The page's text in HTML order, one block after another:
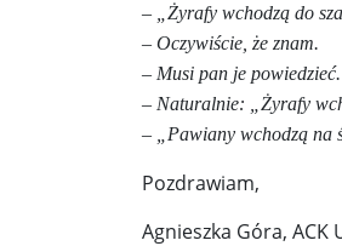
– „Żyrafy wchodzą do
– Oczywiście, że znam.
– Musi pan je powiedzieć.
– Naturalnie: „Żyrafy
– „Pawiany wchodzą na
Pozdrawiam,
Agnieszka Góra, ACK